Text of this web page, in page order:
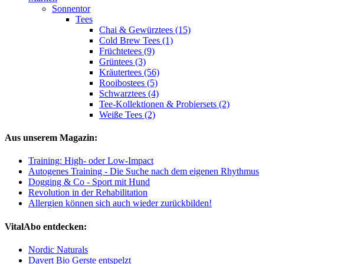
Sonnentor
Tees
Chai & Gewürztees (15)
Cold Brew Tees (1)
Früchtetees (9)
Grüntees (3)
Kräutertees (56)
Rooibostees (5)
Schwarztees (4)
Tee-Kollektionen & Probiersets (2)
Weiße Tees (2)
Aus unserem Magazin:
Training: High- oder Low-Impact
Autogenes Training - Die Suche nach dem eigenen Rhythmus
Dogging & Co - Sport mit Hund
Revolution in der Rehabilitation
Allergien können sich auch wieder zurückbilden!
VitalAbo entdecken:
Nordic Naturals
Davert Bio Gerste entspelzt